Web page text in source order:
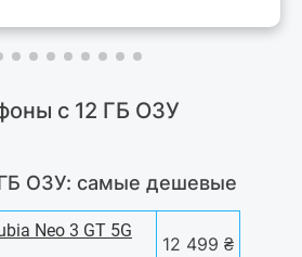
с 12 ГБ ОЗУ
ОЗУ: самые дешевые
Neo 3 GT 5G
12 499 ₴